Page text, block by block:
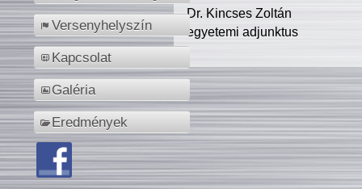
Versenyhelyszín
Kapcsolat
Galéria
Eredmények
Dr. Kincses Zoltán
egyetemi adjunktus